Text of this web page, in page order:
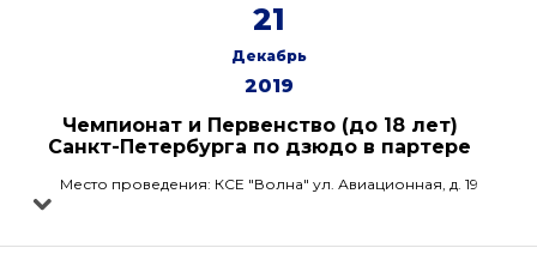
21
Декабрь
2019
Чемпионат и Первенство (до 18 лет)
Санкт-Петербурга по дзюдо в партере
Место проведения: КСЕ "Волна" ул. Авиационная, д. 19